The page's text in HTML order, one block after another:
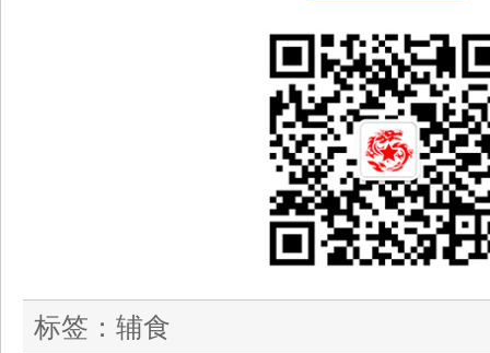
标签： 辅食